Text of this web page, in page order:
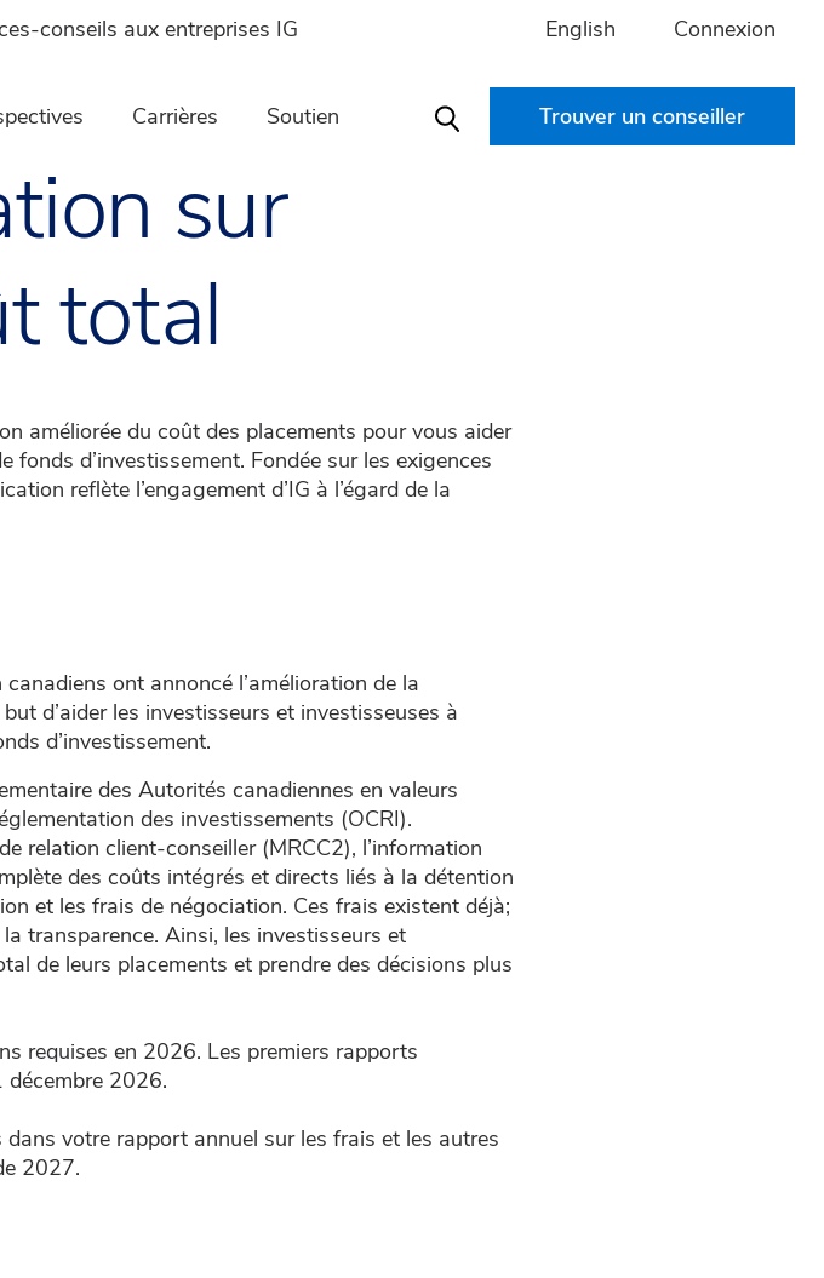
conseils aux entreprises IG English Connexion
Carrières Soutien Search Trouver un conseiller
sur
total
améliorée du coût des placements pour vous aider
d’investissement. Fondée sur les exigences
reflète l’engagement d’IG à l’égard de la
ont annoncé l’amélioration de la
d’aider les investisseurs et investisseuses à
d’investissement.
des Autorités canadiennes en valeurs
des investissements (OCRI).
relation client-conseiller (MRCC2), l’information
des coûts intégrés et directs liés à la détention
et les frais de négociation. Ces frais existent déjà;
transparence. Ainsi, les investisseurs et
de leurs placements et prendre des décisions plus
requises en 2026. Les premiers rapports
décembre 2026.
votre rapport annuel sur les frais et les autres
2027.